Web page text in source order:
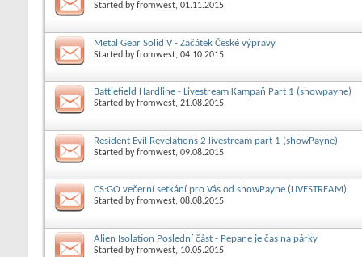
Started byfromwest, 01.11.2015
Metal Gear Solid V - Začátek České výpravy
Started byfromwest, 04.10.2015
Battlefield Hardline - Livestream Kampaň Part 1 (showpayne)
Started byfromwest, 21.08.2015
Resident Evil Revelations 2 livestream part 1 (showPayne)
Started byfromwest, 09.08.2015
CS:GO večerní setkání pro Vás od showPayne (LIVESTREAM)
Started byfromwest, 08.08.2015
Alien Isolation Poslední část - Pepane je čas na párky
Started byfromwest, 10.05.2015